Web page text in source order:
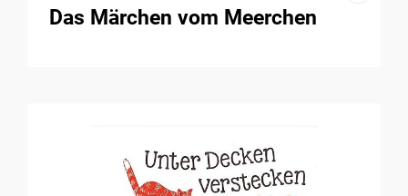
Das Märchen vom Meerchen